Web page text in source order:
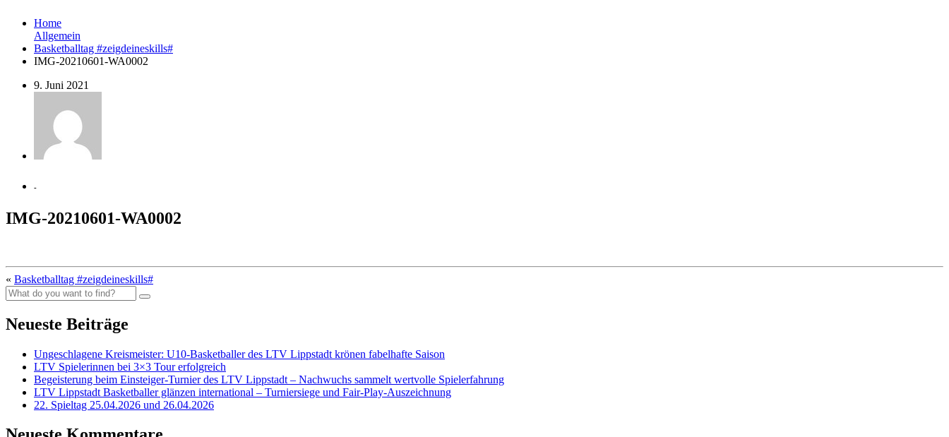
Home
Allgemein
Basketballtag #zeigdeineskills#
IMG-20210601-WA0002
9. Juni 2021
-
IMG-20210601-WA0002
« Basketballtag #zeigdeineskills#
Neueste Beiträge
Ungeschlagene Kreismeister: U10-Basketballer des LTV Lippstadt krönen fabelhafte Saison
LTV Spielerinnen bei 3×3 Tour erfolgreich
Begeisterung beim Einsteiger-Turnier des LTV Lippstadt – Nachwuchs sammelt wertvolle Spielerfahrung
LTV Lippstadt Basketballer glänzen international – Turniersiege und Fair-Play-Auszeichnung
22. Spieltag 25.04.2026 und 26.04.2026